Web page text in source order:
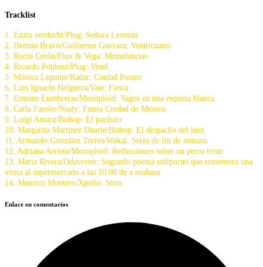
Tracklist
1. Enzia verduchi/Plug: Señora Lexotán
2. Hernán Bravo/Guillermo Guevara: Veinticuatro
3. Rocio Cerón/Flux & Vega: Menudencias
4. Ricardo Pohlenz/Plug: Vynil
5. Mónica Leponte/Radar: Ciudad Puente
6. Luis Ignacio Helguera/Vate: Fiesta
7. Ernesto Lumbreras/Monoploid: Vagos en una esquina blanca
8. Carla Faesler/Nasty: Fauna Ciudad de México
9. Luigi Amara/Bishop: El parásito
10. Margarita Martinez Duarte/Bishop: El despacho del juez
11. Armando González Torres/Wakal: Seres de fin de semana
12. Adriana Arrieta/Monoploid: Reflecciones sobre un perro triste
13. Maria Rivera/Odavreser: Segundo poema softporno que rememora una
visita al supermercado a las 10:00 de a mañana
14. Manrico Montero/Xpollo: Sites
Enlace en comentarios